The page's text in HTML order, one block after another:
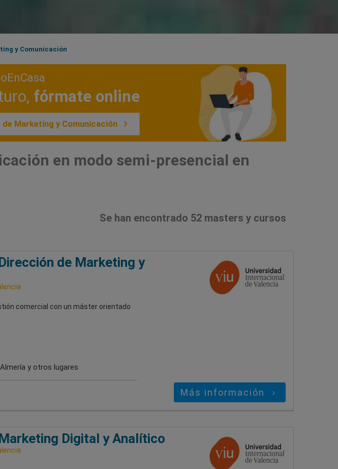
y Comunicación
fórmate online
Marketing y Comunicación
en modo semi-presencial en
Se han encontrado 52 masters y cursos
de Marketing y
comercial con un máster orientado
y otros lugares
Más información
Digital y Analítico